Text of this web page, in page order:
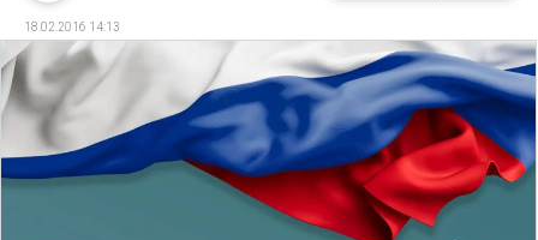
18.02.2016 14:13